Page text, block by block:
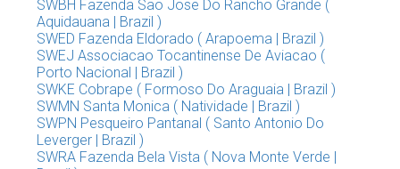
SWBH Fazenda Sao Jose Do Rancho Grande (
Aquidauana | Brazil )
SWED Fazenda Eldorado ( Arapoema | Brazil )
SWEJ Associacao Tocantinense De Aviacao (
Porto Nacional | Brazil )
SWKE Cobrape ( Formoso Do Araguaia | Brazil )
SWMN Santa Monica ( Natividade | Brazil )
SWPN Pesqueiro Pantanal ( Santo Antonio Do
Leverger | Brazil )
SWRA Fazenda Bela Vista ( Nova Monte Verde |